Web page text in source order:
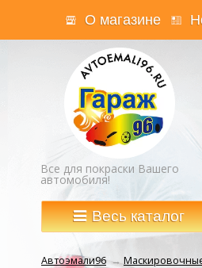
О магазине
Все для покраски Вашего
автомобиля!
Весь каталог
Автоэмали96 →